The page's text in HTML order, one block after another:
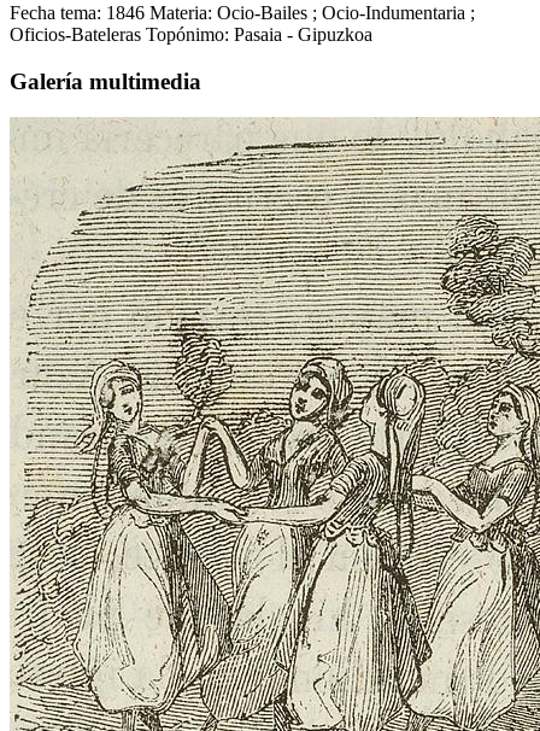
Fecha tema: 1846 Materia: Ocio-Bailes ; Ocio-Indumentaria ;
Oficios-Bateleras Topónimo: Pasaia - Gipuzkoa
Galería multimedia